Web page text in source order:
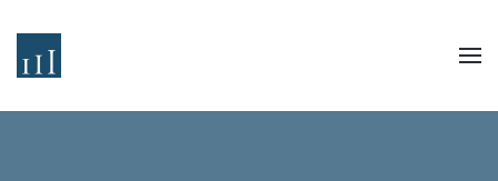
Zum Hauptinhalt springen